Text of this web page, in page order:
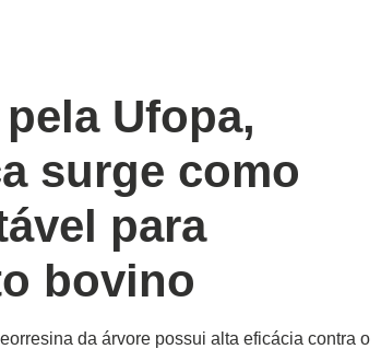
Ufopa,
surge como
para
bovino
da árvore possui alta eficácia contra o